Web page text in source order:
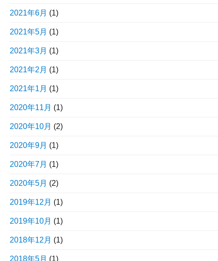
2021年6月 (1)
2021年5月 (1)
2021年3月 (1)
2021年2月 (1)
2021年1月 (1)
2020年11月 (1)
2020年10月 (2)
2020年9月 (1)
2020年7月 (1)
2020年5月 (2)
2019年12月 (1)
2019年10月 (1)
2018年12月 (1)
2018年5月 (1)